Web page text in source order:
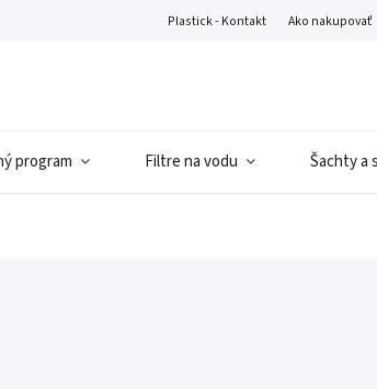
Plastick - Kontakt Ako nakupovať
program Filtre na vodu Šachty a